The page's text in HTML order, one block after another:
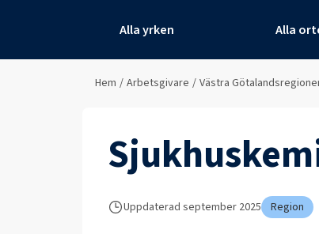
Alla yrken Alla
Hem / Arbetsgivare / Västra
Uppdaterad september 2025 Region